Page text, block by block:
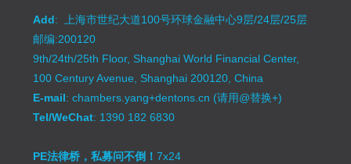
Add: 上海市世纪大道100号环球金融中心9层/24层/25层
邮编:200120
9th/24th/25th Floor, Shanghai World Financial Center,
100 Century Avenue, Shanghai 200120, China
E-mail: chambers.yang+dentons.cn (请用@替换+)
Tel/WeChat: 1390 182 6830
PE法律桥，私募问不倒！7x24